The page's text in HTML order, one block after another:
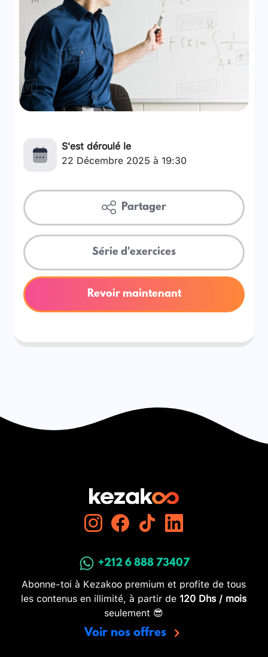
S'est déroulé le
22 Décembre 2025 à 19:30
Partager
Série d'exercices
Revoir maintenant
+212 6 888 73407
Abonne-toi à Kezakoo premium et profite de tous
les contenus en illimité, à partir de 120 Dhs / mois
seulement 😎
Voir nos offres